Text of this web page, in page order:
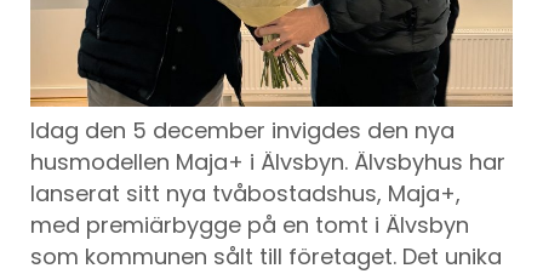
Idag den 5 december invigdes den nya
husmodellen Maja+ i Älvsbyn. Älvsbyhus har
lanserat sitt nya tvåbostadshus, Maja+,
med premiärbygge på en tomt i Älvsbyn
som kommunen sålt till företaget. Det unika